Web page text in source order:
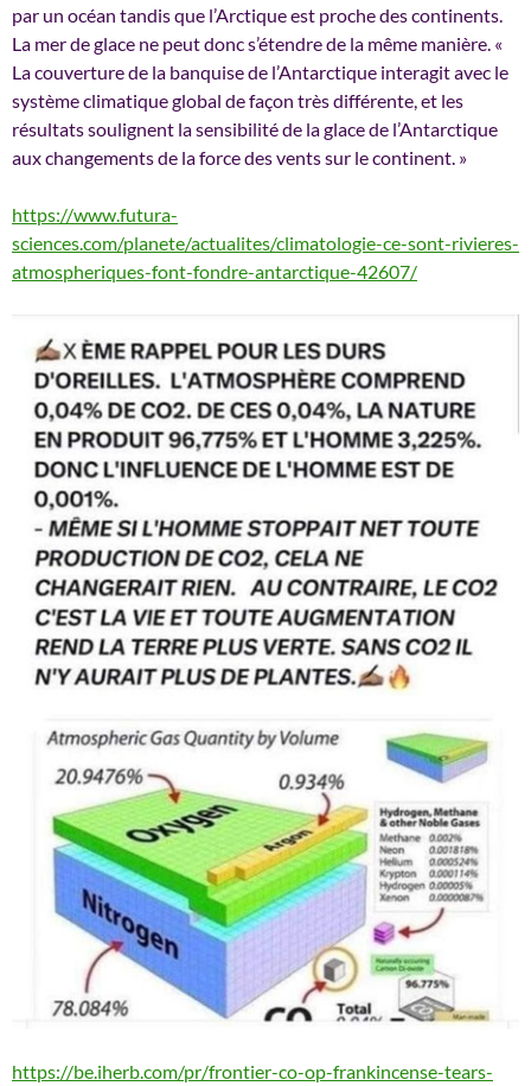
par un océan tandis que l’Arctique est proche des continents.
La mer de glace ne peut donc s’étendre de la même manière. «
La couverture de la banquise de l’Antarctique interagit avec le
système climatique global de façon très différente, et les
résultats soulignent la sensibilité de la glace de l’Antarctique
aux changements de la force des vents sur le continent. »
https://www.futura-
sciences.com/planete/actualites/climatologie-ce-sont-rivieres-
atmospheriques-font-fondre-antarctique-42607/
https://be.iherb.com/pr/frontier-co-op-frankincense-tears-